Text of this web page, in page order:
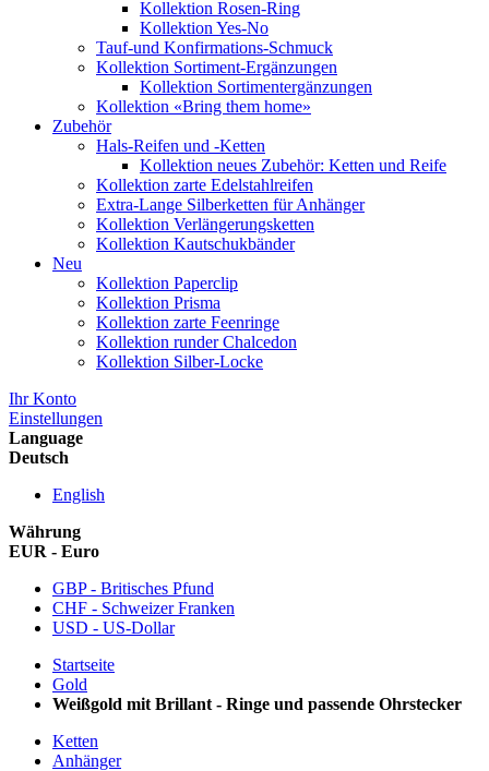
Kollektion Rosen-Ring
Kollektion Yes-No
Tauf-und Konfirmations-Schmuck
Kollektion Sortiment-Ergänzungen
Kollektion Sortimentergänzungen
Kollektion «Bring them home»
Zubehör
Hals-Reifen und -Ketten
Kollektion neues Zubehör: Ketten und Reife
Kollektion zarte Edelstahlreifen
Extra-Lange Silberketten für Anhänger
Kollektion Verlängerungsketten
Kollektion Kautschukbänder
Neu
Kollektion Paperclip
Kollektion Prisma
Kollektion zarte Feenringe
Kollektion runder Chalcedon
Kollektion Silber-Locke
Ihr Konto
Einstellungen
Language
Deutsch
English
Währung
EUR - Euro
GBP - Britisches Pfund
CHF - Schweizer Franken
USD - US-Dollar
Startseite
Gold
Weißgold mit Brillant - Ringe und passende Ohrstecker
Ketten
Anhänger